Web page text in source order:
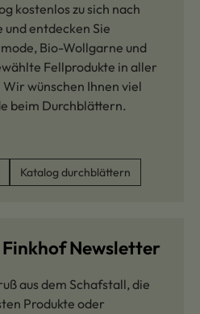
kostenlos zu sich nach
und entdecken Sie
Bio-Wollgarne und
Fellprodukte in aller
Wir wünschen Ihnen viel
beim Durchblättern.
Katalog durchblättern
Newsletter
aus dem Schafstall, die
Produkte oder